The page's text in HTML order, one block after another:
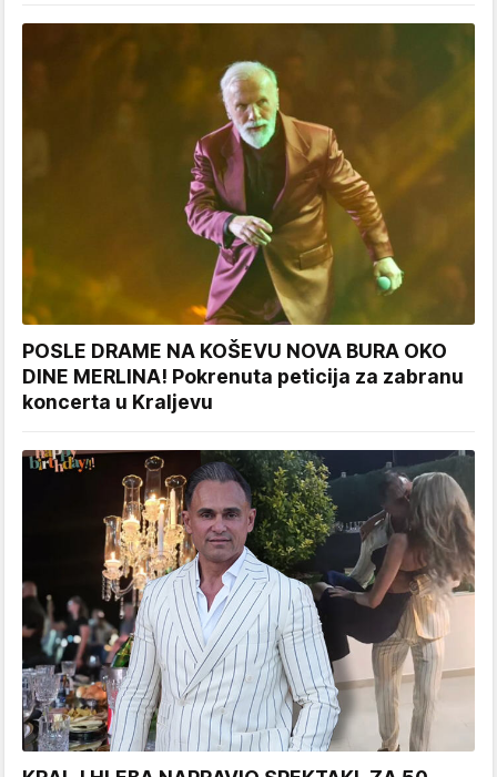
POSLE DRAME NA KOŠEVU NOVA BURA OKO
DINE MERLINA! Pokrenuta peticija za zabranu
koncerta u Kraljevu